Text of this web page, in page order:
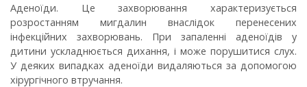
Аденоїди. Це захворювання характеризується
розростанням мигдалин внаслідок перенесених
інфекційних захворювань. При запаленні аденоїдів у
дитини ускладнюється дихання, і може порушитися слух.
У деяких випадках аденоїди видаляються за допомогою
хірургічного втручання.